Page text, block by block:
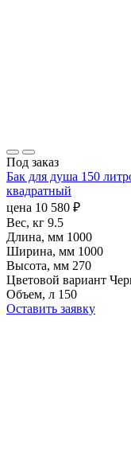
Под заказ
Бак для душа 150
квадратный
цена 10 580 ₽
Вес, кг 9.5
Длина, мм 1000
Ширина, мм 1000
Высота, мм 270
Цветовой вариант
Объем, л 150
Оставить заявку